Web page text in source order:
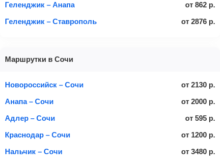
Геленджик – Анапа
от 862 р.
Геленджик – Ставрополь
от 2876 р.
Маршрутки в Сочи
Новороссийск – Сочи от 2130 р.
Анапа – Сочи
от 2000 р.
Адлер – Сочи
от 595 р.
Краснодар – Сочи
от 1200 р.
Нальчик – Сочи
от 3480 р.